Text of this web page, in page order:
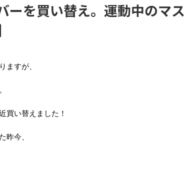
ーを買い替え。運動中のマス
ますが、
買い替えました！
昨今、